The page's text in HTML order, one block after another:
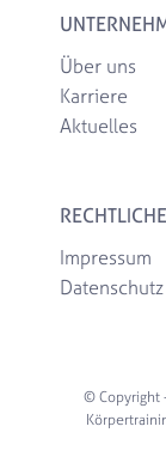
Über uns
Karriere
Aktuelles
Impressum
Datenschutz
© Copyright